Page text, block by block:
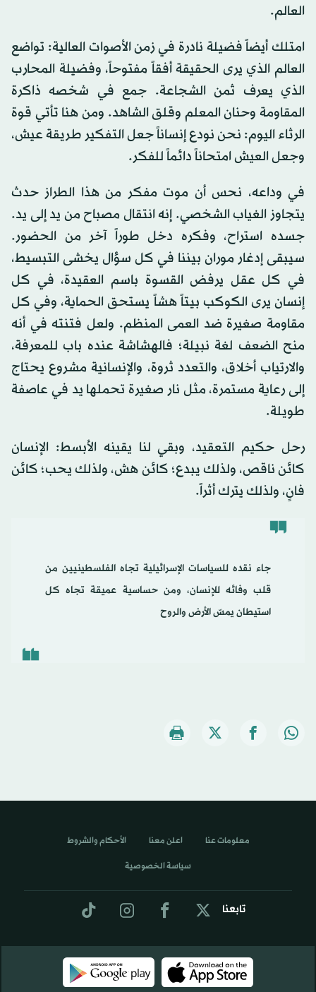
العالم.
امتلك أيضاً فضيلة نادرة في زمن الأصوات العالية: تواضع
العالم الذي يرى الحقيقة أفقاً مفتوحاً، وفضيلة المحارب
الذي يعرف ثمن الشجاعة. جمع في شخصه ذاكرة
المقاومة وحنان المعلم وقلق الشاهد. ومن هنا تأتي قوة
الرثاء اليوم: نحن نودع إنساناً جعل التفكير طريقة عيش،
وجعل العيش امتحاناً دائماً للفكر.
في وداعه، نحس أن موت مفكر من هذا الطراز حدث
يتجاوز الغياب الشخصي. إنه انتقال مصباح من يد إلى يد.
جسده استراح، وفكره دخل طوراً آخر من الحضور.
سيبقى إدغار موران بيننا في كل سؤال يخشى التبسيط،
في كل عقل يرفض القسوة باسم العقيدة، في كل
إنسان يرى الكوكب بيتاً هشاً يستحق الحماية، وفي كل
مقاومة صغيرة ضد العمى المنظم. ولعل فتنته في أنه
منح الضعف لغة نبيلة؛ فالهشاشة عنده باب للمعرفة،
والارتياب أخلاق، والتعدد ثروة، والإنسانية مشروع يحتاج
إلى رعاية مستمرة، مثل نار صغيرة تحملها يد في عاصفة
طويلة.
رحل حكيم التعقيد، وبقي لنا يقينه الأبسط: الإنسان
كائن ناقص، ولذلك يبدع؛ كائن هش، ولذلك يحب؛ كائن
فانٍ، ولذلك يترك أثراً.
جاء نقده للسياسات الإسرائيلية تجاه الفلسطينيين من
قلب وفائه للإنسان، ومن حساسية عميقة تجاه كل
استيطان يمسّ الأرض والروح
تابعنا
معلومات عنا اعلن معنا الأحكام والشروط
سياسة الخصوصية